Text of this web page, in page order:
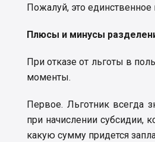
Пожалуй, это единственное
Плюсы и минусы
При отказе от льготы в
моменты.
Первое. Льготник всегда
при начислении субсидии,
какую сумму придется